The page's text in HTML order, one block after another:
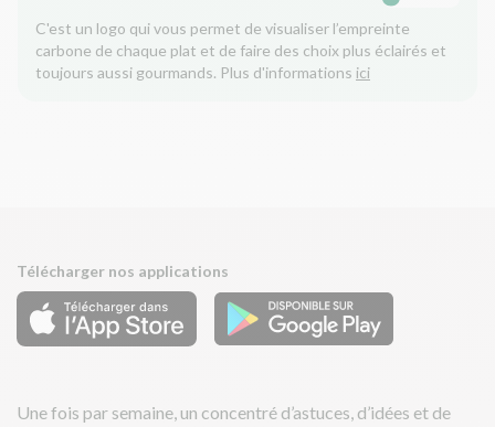
C'est un logo qui vous permet de visualiser l’empreinte
carbone de chaque plat et de faire des choix plus éclairés et
toujours aussi gourmands. Plus d'informations ici
Télécharger nos applications
Une fois par semaine, un concentré d’astuces, d’idées et de